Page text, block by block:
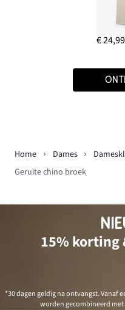
€ 24,99
Home Dames
Geruite chino broek
15% korting
*30 dagen geldig na ontvangst. Vanaf
worden gecombineerd